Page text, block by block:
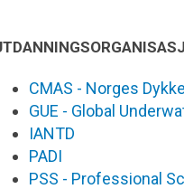
CMAS - Norges
GUE - Global
IANTD
PADI
PSS - Professional